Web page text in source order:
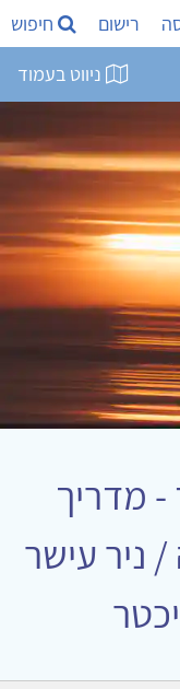
רישום חיפוש
ניווט בעמוד
מדריך
ניר עישר